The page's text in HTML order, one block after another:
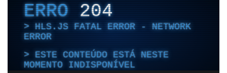
ERRO204
HLS.JS FATAL ERROR - NETWORK
ERROR
ESTE CONTEÚDO ESTÁ NESTE
MOMENTO INDISPONÍVEL